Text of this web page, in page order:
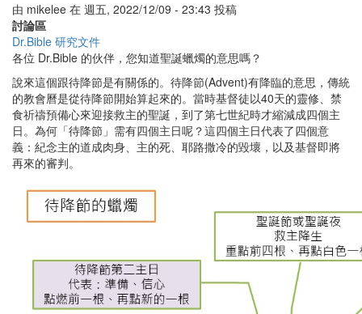
飾
意
義
由 mikelee 在 週五, 2022/12/09 - 23:43 投稿
討論區
Dr.Bible 研究文件
各位 Dr.Bible 的伙伴，您知道聖誕蠟燭的意思嗎？
說來這個跟待降節是有關係的。待降節(Advent)有降臨的意思，傳統
的教會曆是從待降節開始算起來的。當時基督徒以40天的靈修、禁
食祈禱預備心來迎接救主的聖誕，到了第七世紀時才縮減成四個主
日。為何「待降節」需有四個主日呢？這四個主日代表了四個意
義：紀念主的道成肉身、主的死、耶路撒冷的毀壞，以及基督即將
再來的審判。